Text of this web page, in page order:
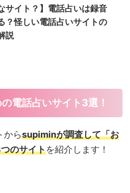
サイト？】電話占いは録音
？怪しい電話占いサイトの
説
電話占いサイト3選！
からsupiminが調査して「お
のサイトを紹介します！